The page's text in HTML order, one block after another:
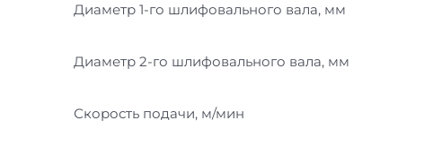
Диаметр 1-го шлифовального вала, мм
Диаметр 2-го шлифовального вала, мм
Скорость подачи, м/мин